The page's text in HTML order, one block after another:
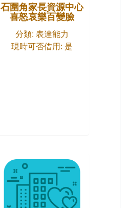
石圍角家長資源中心
喜怒哀樂百變臉
分類: 表達能力
現時可否借用: 是